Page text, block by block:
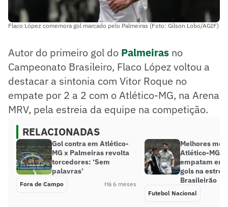
Flaco López comemora gol marcado pelo Palmeiras (Foto: Gilson Lobo/AGIF)
Autor do primeiro gol do Palmeiras no
Campeonato Brasileiro, Flaco López voltou a
destacar a sintonia com Vitor Roque no
empate por 2 a 2 com o Atlético-MG, na Arena
MRV, pela estreia da equipe na competição.
RELACIONADAS
Gol contra em Atlético-
MG x Palmeiras revolta
torcedores: ‘Sem
palavras’
Fora de Campo Há 6 meses
Melhores
Atlético-MG e
empatam em
gols na
Brasileirão
Futebol Nacional